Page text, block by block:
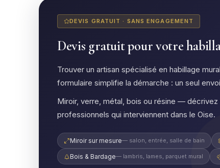
DEVIS GRATUIT · SANS ENGAGEMENT
Devis gratuit pour votre
Trouver un artisan spécialisé en habillage
formulaire simplifie la démarche : un seul
Miroir, verre, métal, bois ou résine —
professionnels qui interviennent dans le Oise.
Miroir sur mesure— salon, entrée, salle de bain
Bois & Bardage— lambris, lames, parquet mural